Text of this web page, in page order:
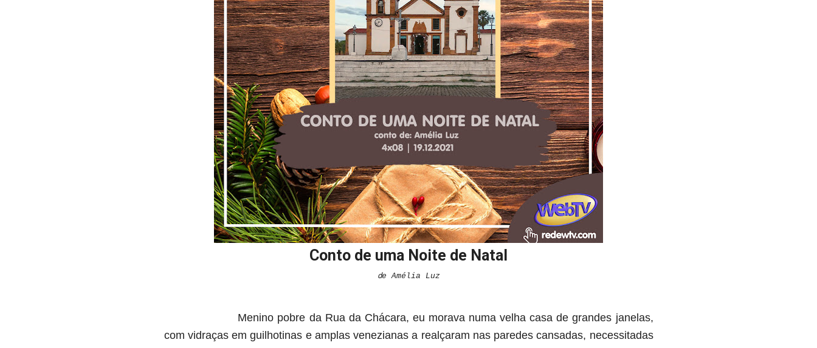
Conto de uma Noite de Natal
de Amélia Luz
Menino pobre da Rua da Chácara, eu morava numa velha casa de grandes janelas,
com vidraças em guilhotinas e amplas venezianas a realçaram nas paredes cansadas, necessitadas